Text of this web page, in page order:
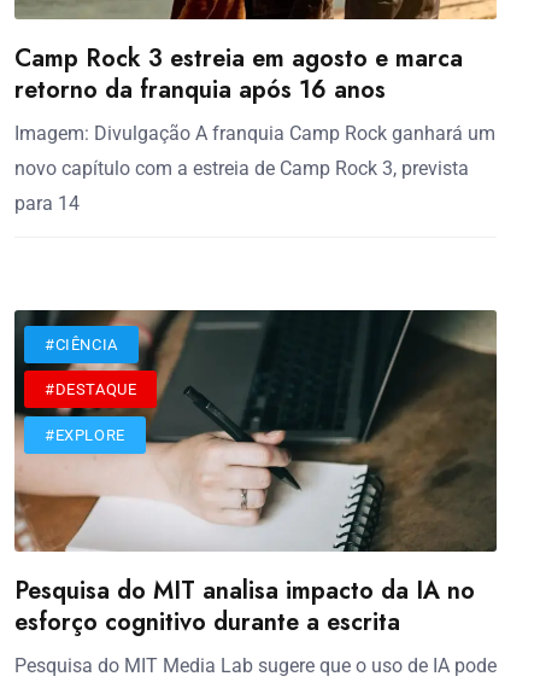
Camp Rock 3 estreia em agosto e marca
retorno da franquia após 16 anos
Imagem: Divulgação A franquia Camp Rock ganhará um
novo capítulo com a estreia de Camp Rock 3, prevista
para 14
#CIÊNCIA
#DESTAQUE
#EXPLORE
Pesquisa do MIT analisa impacto da IA no
esforço cognitivo durante a escrita
Pesquisa do MIT Media Lab sugere que o uso de IA pode